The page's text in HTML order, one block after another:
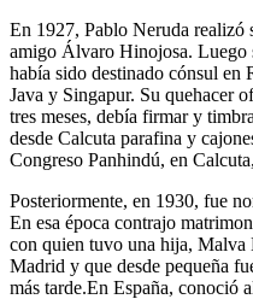
En 1927, Pablo Neruda realizó
amigo Álvaro Hinojosa. Luego
había sido destinado cónsul en
Java y Singapur. Su quehacer
tres meses, debía firmar y
desde Calcuta parafina y
Congreso Panhindú, en
Posteriormente, en 1930, fue
En esa época contrajo
con quien tuvo una hija, Malva
Madrid y que desde pequeña
más tarde.En España, conoció